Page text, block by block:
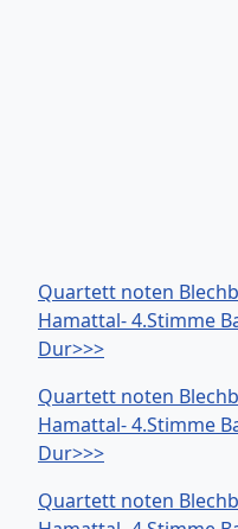
Quartett noten
Hamattal- 4.Stimme
Dur>>>
Quartett noten
Hamattal- 4.Stimme
Dur>>>
Quartett noten